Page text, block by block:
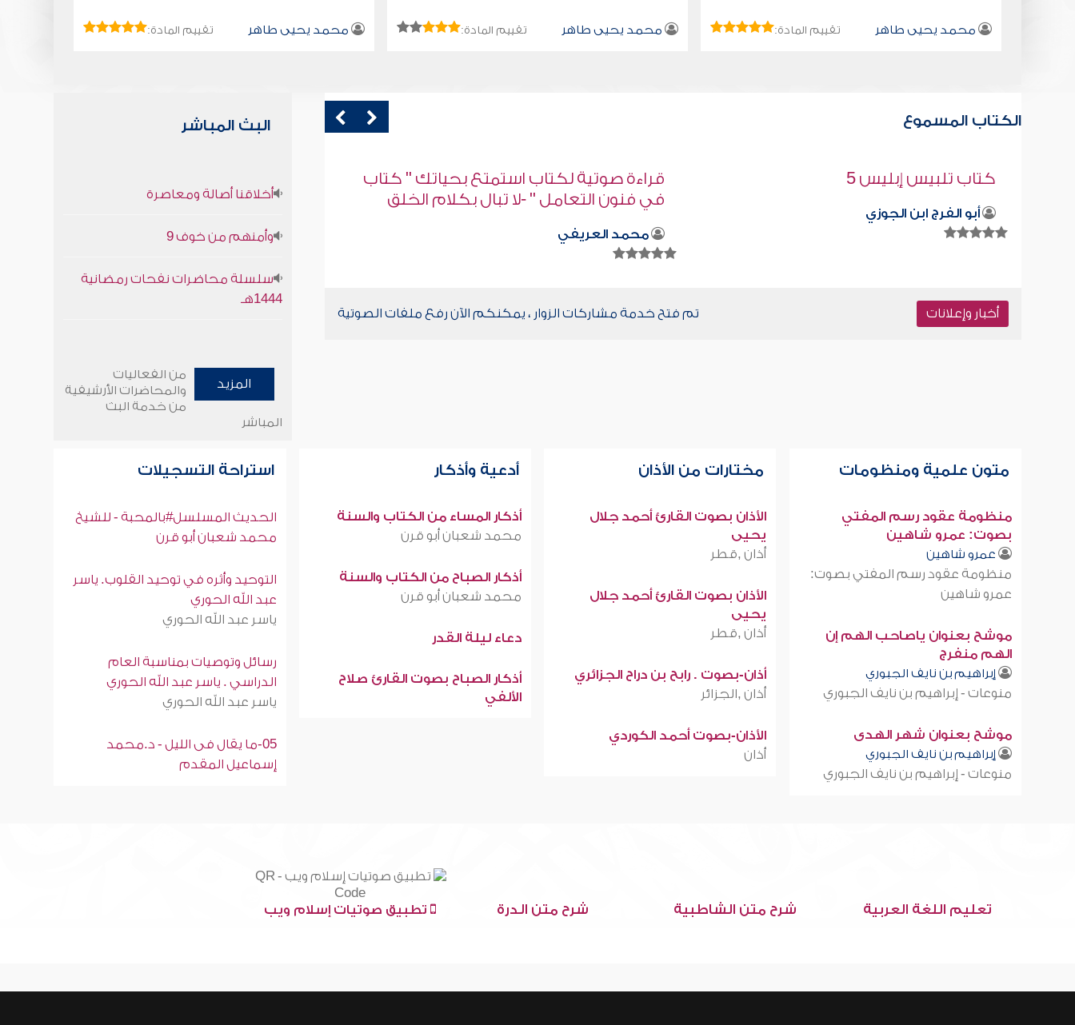
محمد يحيى طاهر تقييم المادة: محمد يحيى طاهر تقييم المادة: محمد يحيى طاهر تقييم المادة:
الكتاب المسموع
قراءة صوتية لكتاب استمتع بحياتك " كتاب
محمد العريفي
قراءة صوتية لكتاب استمتع بحياتك " كتاب
في فنون التعامل - اللسان ملك
محمد العريفي
أخبار وإعلانات تم فتح خدمة مشاركات الزوار ، يمكنكم الآن رفع ملفات الصوتية
البث المباشر
أخلاقنا أصالة ومعاصرة
وأمنهم من خوف 9
سلسلة محاضرات نفحات رمضانية
1444هـ
المزيد
من الفعاليات
والمحاضرات الأرشيفية
من خدمة البث
المباشر
متون علمية ومنظومات
منظومة عقود رسم المفتي
بصوت: عمرو شاهين
عمرو شاهين
منظومة عقود رسم المفتي بصوت:
عمرو شاهين
موشح بعنوان ياصاحب الهم إن
الهم منفرج
إبراهيم بن نايف الجبوري
منوعات - إبراهيم بن نايف الجبوري
موشح بعنوان شهر الهدى
إبراهيم بن نايف الجبوري
منوعات - إبراهيم بن نايف الجبوري
مختارات من الأذان
الأذان بصوت القارئ أحمد جلال
يحيى
أذان ,قطر
الأذان بصوت القارئ أحمد جلال
يحيى
أذان ,قطر
أذان-بصوت . رابح بن دراح الجزائري
أذان ,الجزائر
الأذان-بصوت أحمد الكوردي
أذان
أدعية وأذكار
أذكار المساء من الكتاب والسنة
محمد شعبان أبو قرن
أذكار الصباح من الكتاب والسنة
محمد شعبان أبو قرن
دعاء ليلة القدر
أذكار الصباح بصوت القارئ صلاح
الألفي
استراحة التسجيلات
الحديث المسلسل#بالمحبة - للشيخ
محمد شعبان أبو قرن
التوحيد وأثره في توحيد القلوب. ياسر
عبد الله الحوري
ياسر عبد الله الحوري
رسائل وتوصيات بمناسبة العام
الدراسي . ياسر عبد الله الحوري
ياسر عبد الله الحوري
05-ما يقال فى الليل - د.محمد
إسماعيل المقدم
تعليم اللغة العربية شرح متن الشاطبية شرح متن الدرة تطبيق صوتيات إسلام ويب